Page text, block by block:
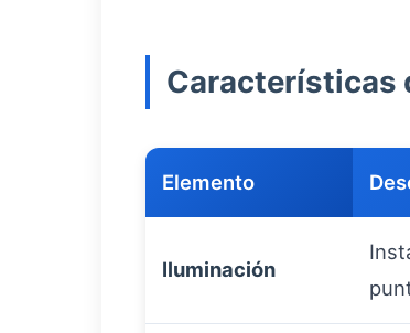
Características
Elemento
Iluminación